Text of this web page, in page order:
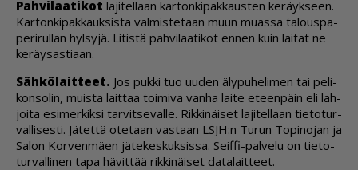
Pah­vi­laa­ti­kot la­ji­tel­laan kar­ton­ki­pak­kaus­ten ke­räyk­seen.
Kar­ton­ki­pak­kauk­sis­ta val­mis­te­taan muun mu­as­sa ta­lous­pa­
pe­ri­rul­lan hyl­sy­jä. Li­tis­tä pah­vi­laa­ti­kot en­nen kuin lai­tat ne
ke­räy­sas­ti­aan.
Säh­kö­lait­teet. Jos puk­ki tuo uu­den äly­pu­he­li­men tai pe­li­
kon­so­lin, muis­ta lait­taa toi­mi­va van­ha lai­te eteen­päin eli lah­
joi­ta esi­mer­kik­si tar­vit­se­val­le. Rik­ki­näi­set la­ji­tel­laan tie­to­tur­
val­li­ses­ti. Jä­tet­tä ote­taan vas­taan LSJH:n Tu­run To­pi­no­jan ja
Sa­lon Kor­ven­mä­en jä­te­kes­kuk­sis­sa. Seif­fi-pal­ve­lu on tie­to­
tur­val­li­nen tapa hä­vit­tää rik­ki­näi­set da­ta­lait­teet.